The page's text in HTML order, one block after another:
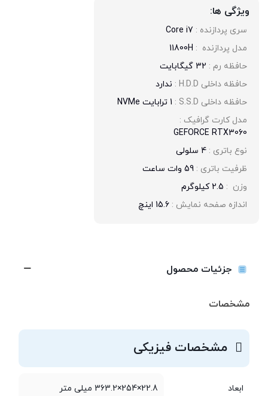
ویژگی ها:
سری پردازنده : Core i7
مدل پردازنده  : 11800H
حافظه رم : 32 گیگابایت
حافظه داخلی H.D.D :
ندارد
حافظه داخلی S.S.D :
1 ترابایت NVMe
مدل کارت گرافیک :
GEFORCE RTX3060
نوع باتری : 4 سلولی
ظرفیت باتری : 59 وات ساعت
وزن  : 2.5 کیلوگرم
اندازه صفحه نمایش : 15.6 اینچ
جزئیات محصول
مشخصات
مشخصات فیزیکی
ابعاد 22.8×254×363.2 میلی متر